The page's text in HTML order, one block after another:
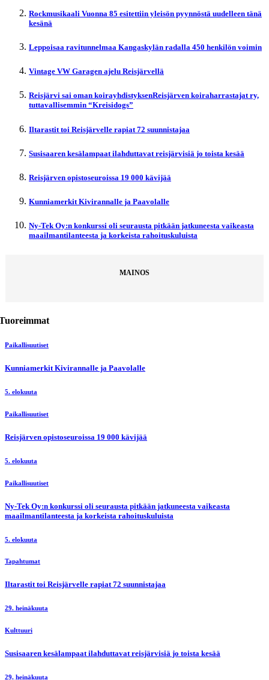
Rockmusikaali Vuonna 85 esitettiin yleisön pyynnöstä uudelleen tänä
kesänä
Leppoisaa ravitunnelmaa Kangaskylän radalla 450 henkilön voimin
Vintage VW Garagen ajelu Reisjärvellä
Reisjärvi sai oman koirayhdistyksenReisjärven koiraharrastajat ry,
tuttavallisemmin “Kreisidogs”
Iltarastit toi Reisjärvelle rapiat 72 suunnistajaa
Susisaaren kesälampaat ilahduttavat reisjärvisiä jo toista kesää
Reisjärven opistoseuroissa 19 000 kävijää
Kunniamerkit Kivirannalle ja Paavolalle
Ny-Tek Oy:n konkurssi oli seurausta pitkään jatkuneesta vaikeasta
maailmantilanteesta ja korkeista rahoituskuluista
MAINOS
Paikallisuutiset
Kunniamerkit Kivirannalle ja Paavolalle
5. elokuuta
Paikallisuutiset
Reisjärven opistoseuroissa 19 000 kävijää
5. elokuuta
Paikallisuutiset
Ny-Tek Oy:n konkurssi oli seurausta pitkään jatkuneesta vaikeasta
maailmantilanteesta ja korkeista rahoituskuluista
5. elokuuta
Tapahtumat
Iltarastit toi Reisjärvelle rapiat 72 suunnistajaa
29. heinäkuuta
Kulttuuri
Susisaaren kesälampaat ilahduttavat reisjärvisiä jo toista kesää
29. heinäkuuta